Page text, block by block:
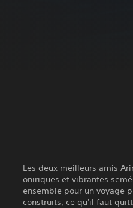
Les deux meilleurs amis
oniriques et vibrantes
ensemble pour un voyage
construits, ce qu'il faut